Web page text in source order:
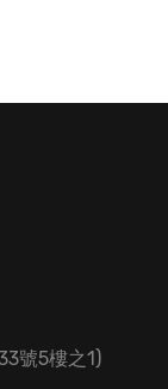
號5樓之1)